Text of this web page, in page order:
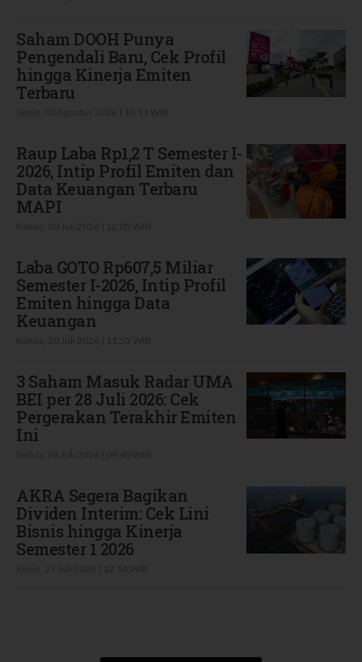
Saham DOOH Punya
Pengendali Baru, Cek Profil
hingga Kinerja Emiten
Terbaru
Raup Laba Rp1,2 T Semester I-
2026, Intip Profil Emiten dan
Data Keuangan Terbaru
MAPI
Laba GOTO Rp607,5 Miliar
Semester I-2026, Intip Profil
Emiten hingga Data
Keuangan
3 Saham Masuk Radar UMA
BEI per 28 Juli 2026: Cek
Pergerakan Terakhir Emiten
Ini
AKRA Segera Bagikan
Dividen Interim: Cek Lini
Bisnis hingga Kinerja
Semester 1 2026